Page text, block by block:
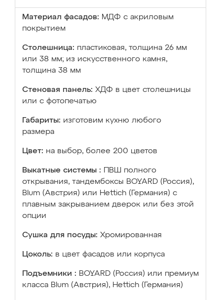
Материал фасадов: МДФ с акриловым
покрытием
Столешница: пластиковая, толщина 26 мм
или 38 мм; из искусственного камня,
толщина 38 мм
Стеновая панель: ХДФ в цвет столешницы
или с фотопечатью
Габариты: изготовим кухню любого
размера
Цвет: на выбор, более 200 цветов
Выкатные системы :
ПВШ полного
открывания, тандембоксы BOYARD (Россия),
Blum (Австрия) или Hettich (Германия) с
плавным закрыванием дверок или без этой
опции
Сушка для посуды: Хромированная
Цоколь: в цвет фасадов или корпуса
Подъемники : BOYARD (Россия) или премиум
класса Blum (Австрия), Hettich (Германия)